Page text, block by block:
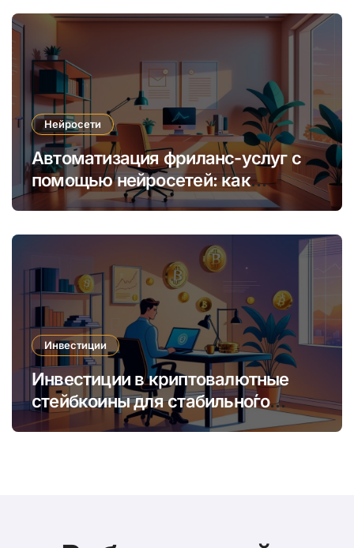
Нейросети
Автоматизация фриланс-услуг с
помощью нейросетей: как
увеличить доход и сократить
Инвестиции
Инвестиции в криптовалютные
стейбкоины для стабильно́го
онлайн-заработка в условиях